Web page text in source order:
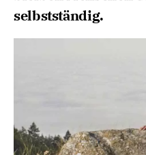
selbstständig.